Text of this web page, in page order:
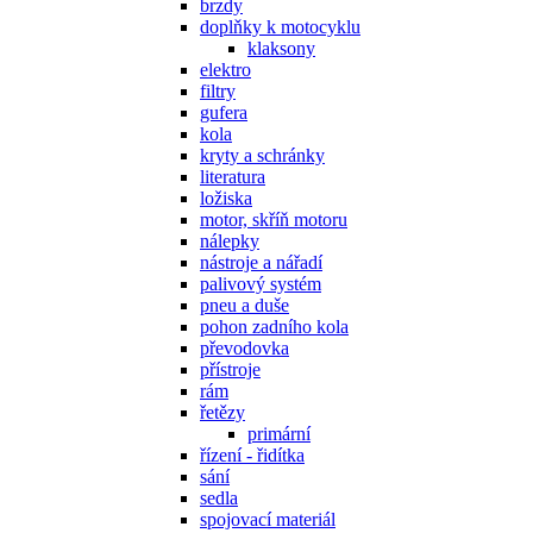
brzdy
doplňky k motocyklu
klaksony
elektro
filtry
gufera
kola
kryty a schránky
literatura
ložiska
motor, skříň motoru
nálepky
nástroje a nářadí
palivový systém
pneu a duše
pohon zadního kola
převodovka
přístroje
rám
řetězy
primární
řízení - řidítka
sání
sedla
spojovací materiál